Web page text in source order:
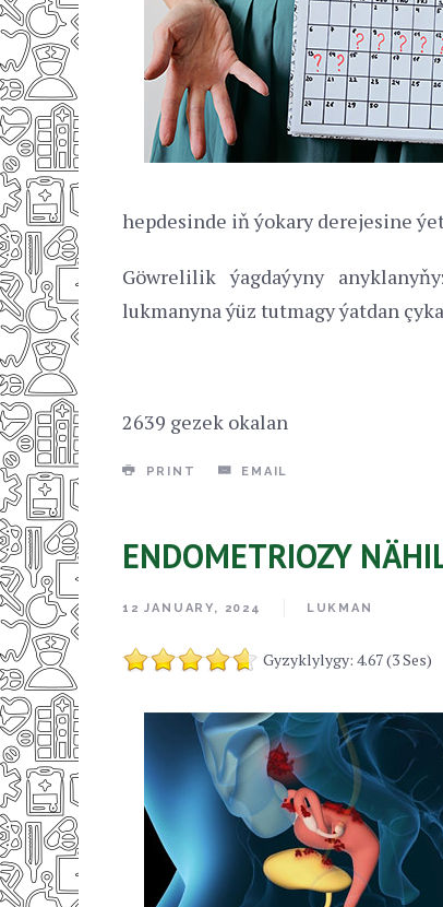
hepdesinde iň ýokary derejesine
Göwrelilik ýagdaýyny
lukmanyna ýüz tutmagy ýatdan
2639 gezek okalan
PRINT EMAIL
ENDOMETRIOZY
12 JANUARY, 2024 LUKMAN
Gyzyklylygy: 4.67 (3 Ses)